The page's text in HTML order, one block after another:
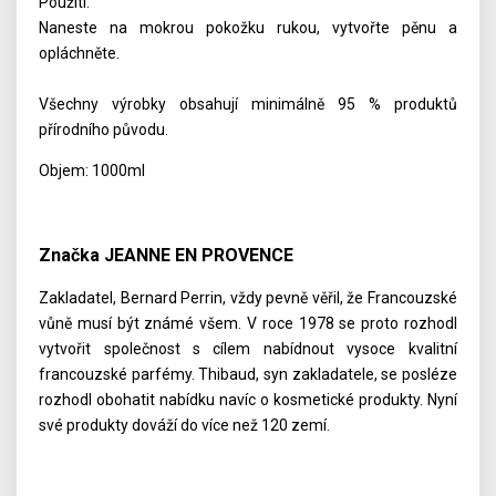
Naneste na mokrou pokožku rukou, vytvořte pěnu a
opláchněte.
Všechny výrobky obsahují minimálně 95 % produktů
přírodního původu.
Objem: 1000ml
Značka JEANNE EN PROVENCE
Zakladatel, Bernard Perrin, vždy pevně věřil, že Francouzské
vůně musí být známé všem. V roce 1978 se proto rozhodl
vytvořit společnost s cílem nabídnout vysoce kvalitní
francouzské parfémy. Thibaud, syn zakladatele, se posléze
rozhodl obohatit nabídku navíc o kosmetické produkty. Nyní
své produkty dováží do více než 120 zemí.